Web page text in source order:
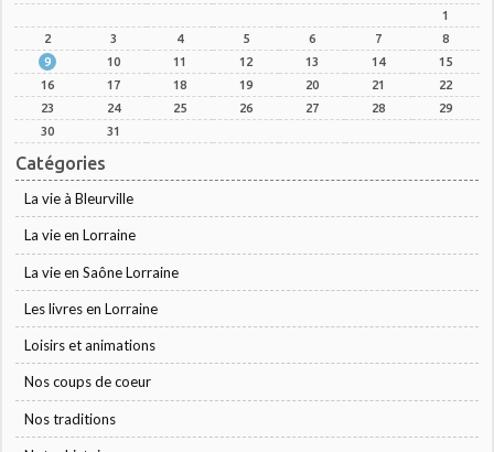
1
2
3 4 5 6 7
8
9
10 11 12 13 14
15
16
17 18 19 20 21
22
23
24 25 26 27 28
29
30
31
Catégories
La vie à Bleurville
La vie en Lorraine
La vie en Saône Lorraine
Les livres en Lorraine
Loisirs et animations
Nos coups de coeur
Nos traditions